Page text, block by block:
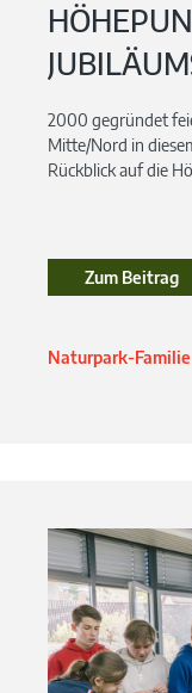
2000 gegründet
Mitte/Nord in
Rückblick auf die
Zum Beitrag
Naturpark-Familie